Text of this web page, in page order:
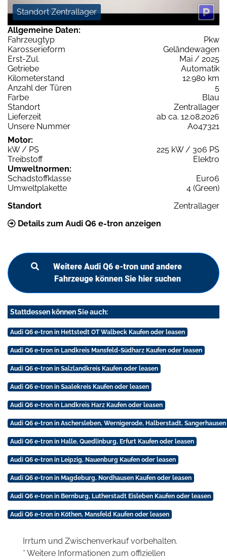
Standort Zentrallager
Allgemeine Daten:
Fahrzeugtyp
Pkw
Karosserieform
Geländewagen
Erst-Zul.
Mai / 2025
Getriebe
Automatik
Kilometerstand
12.980 km
Anzahl der Türen
5
Farbe
Blau
Standort
Zentrallager
Lieferzeit
ab ca. 12.08.2026
Unsere Nummer
A047321
Motor:
kW / PS
225 kW / 306 PS
Treibstoff
Elektro
Umweltnormen:
Schadstoffklasse
Euro6
Umweltplakette
4 (Green)
Standort
Zentrallager
Details zum Audi Q6 e-tron anzeigen
Weitere Audi Q6 e-tron und andere
Fahrzeuge können Sie hier suchen
Stattdessen können Sie auch:
Audi Q6 e-tron in Hettstedt OT Walbeck Kaufen oder leasen
Audi Q6 e-tron in Landkreis Mansfeld-Südharz Kaufen oder leasen
Audi Q6 e-tron in Salzlandkreis Kaufen oder leasen
Audi Q6 e-tron in Saalekreis Kaufen oder leasen
Audi Q6 e-tron in Landkreis Harz Kaufen oder leasen
Audi Q6 e-tron in Aschersleben, Wernigerode, Halberstadt,
Audi Q6 e-tron in Halle, Quedlinburg, Erfurt Kaufen oder leasen
Audi Q6 e-tron in Leipzig, Nauenburg Kaufen oder leasen
Audi Q6 e-tron in Magdeburg, Nordhausen Kaufen oder leasen
Audi Q6 e-tron in Bernburg, Lutherstadt Eisleben Kaufen oder leasen
Audi Q6 e-tron in Köthen, Mansfeld Kaufen oder leasen
Irrtum und Zwischenverkauf vorbehalten.
* Weitere Informationen zum offiziellen